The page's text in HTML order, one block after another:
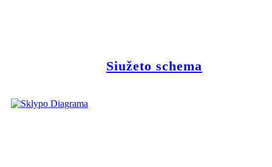
Siužeto schema